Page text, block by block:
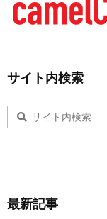
サイト内検索
最新記事